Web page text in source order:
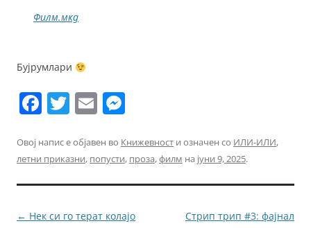
Филм.мкд
Бујрумлари
F
c
e
b
o
T
itt
er
E
ai
l
ss
e
n
g
Овој напис е објавен во Книжевност и означен со ИЛИ-ИЛИ,
летни приказни, попусти, проза,филм на јуни 9, 2025.
Навигација
← Нек си го терат колајо
Стрип трип #3: фајнал